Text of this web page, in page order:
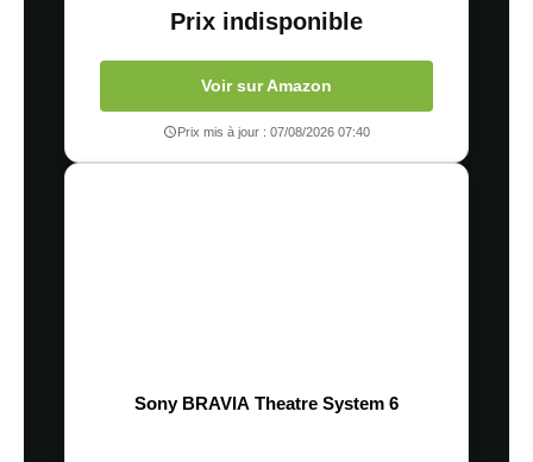
Prix indisponible
Voir sur Amazon
Prix mis à jour : 07/08/2026 07:40
Sony BRAVIA Theatre System 6